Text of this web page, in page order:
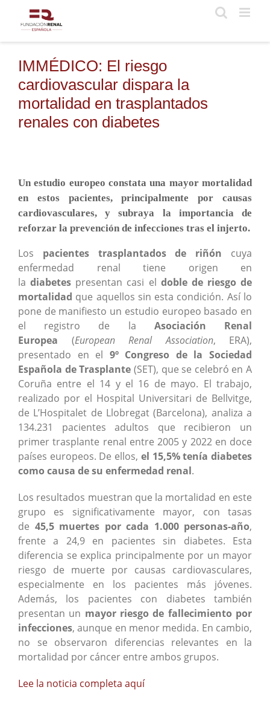
contenido
IMMÉDICO: El riesgo
cardiovascular dispara la
mortalidad en trasplantados
renales con diabetes
Un estudio europeo constata una mayor mortalidad
en estos pacientes, principalmente por causas
cardiovasculares, y subraya la importancia de
reforzar la prevención de infecciones tras el injerto.
Los pacientes trasplantados de riñón cuya
enfermedad renal tiene origen en
ladiabetes presentan casi el doble de riesgo de
mortalidad que aquellos sin esta condición. Así lo
pone de manifiesto un estudio europeo basado en
el registro de la Asociación Renal
Europea (European Renal Association, ERA),
presentado en el 9º Congreso de la Sociedad
Española de Trasplante (SET), que se celebró en A
Coruña entre el 14 y el 16 de mayo. El trabajo,
realizado por el Hospital Universitari de Bellvitge,
de L’Hospitalet de Llobregat (Barcelona), analiza a
134.231 pacientes adultos que recibieron un
primer trasplante renal entre 2005 y 2022 en doce
países europeos. De ellos, el 15,5% tenía diabetes
como causa de su enfermedad renal.
Los resultados muestran que la mortalidad en este
grupo es significativamente mayor, con tasas
de 45,5 muertes por cada 1.000 personas-año,
frente a 24,9 en pacientes sin diabetes. Esta
diferencia se explica principalmente por un mayor
riesgo de muerte por causas cardiovasculares,
especialmente en los pacientes más jóvenes.
Además, los pacientes con diabetes también
presentan un mayor riesgo de fallecimiento por
infecciones, aunque en menor medida. En cambio,
no se observaron diferencias relevantes en la
mortalidad por cáncer entre ambos grupos.
Lee la noticia completa aquí